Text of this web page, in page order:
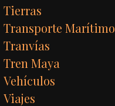
Tierras
Transporte Marítimo
Tranvías
Tren Maya
Vehículos
Viajes